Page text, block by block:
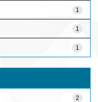
1
1
1
2